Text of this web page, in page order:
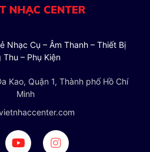
Nhạc Cụ – Âm Thanh – Thiết Bị
Thu – Phụ Kiện
Kao, Quận 1, Thành phố Hồ Chí
Minh